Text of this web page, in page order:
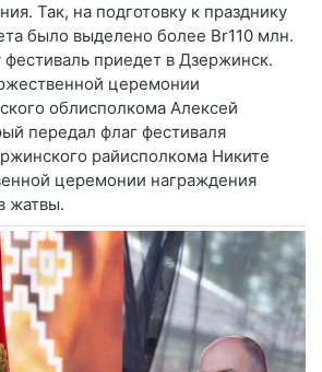
Так, на подготовку к празднику
было выделено более Br110 млн.
приедет в Дзержинск.
церемонии
облисполкома Алексей
передал флаг фестиваля
райисполкома Никите
церемонии награждения
жатвы.